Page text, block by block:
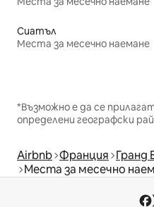
Сиатъл
Места за месечно наемане
*Възможно е да се
определени географски
Airbnb Франция Гранд
Места за месечно